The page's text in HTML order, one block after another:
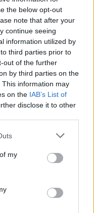
the below opt-out
note that after your
continue seeing
information utilized by
third parties prior to
out of the further
by third parties on the
This information may
on the IAB’s List of
disclose it to other
my
Βέλος»: Πότε
τα δρομολόγια;
2019 - 02:00